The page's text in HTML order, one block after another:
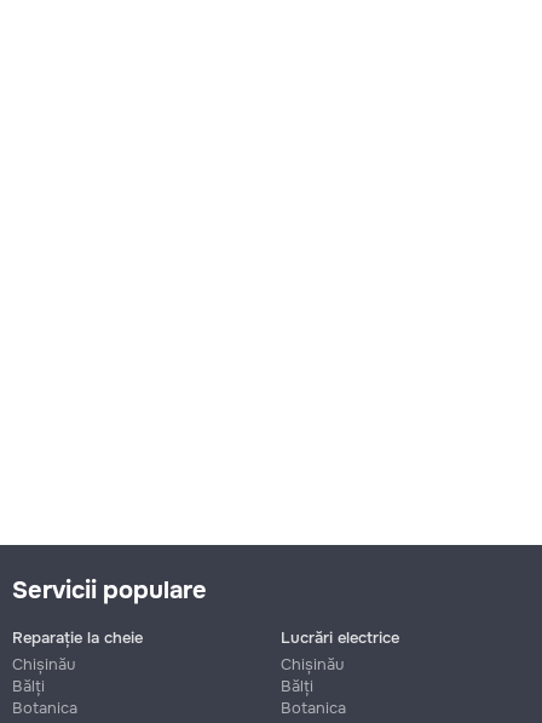
Servicii populare
Reparație la cheie
Chișinău
Bălți
Botanica
Lucrări electrice
Chișinău
Bălți
Botanica